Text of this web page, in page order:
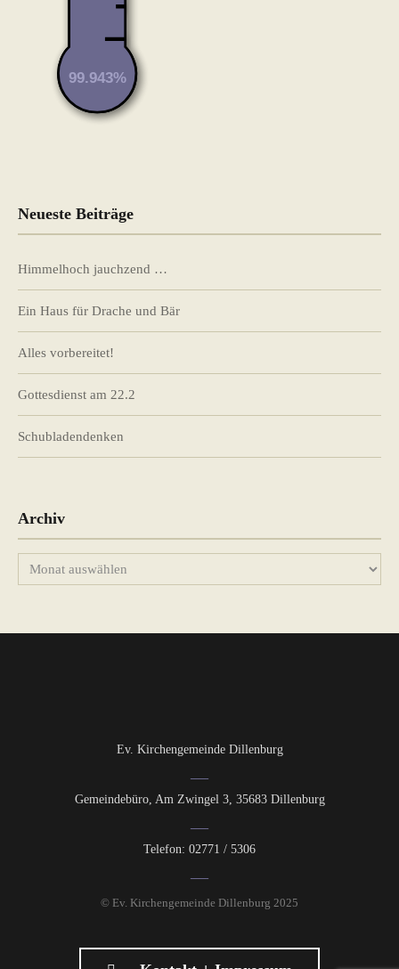
99.943%
Neueste Beiträge
Himmelhoch jauchzend …
Ein Haus für Drache und Bär
Alles vorbereitet!
Gottesdienst am 22.2
Schubladendenken
Archiv
Archiv
Ev. Kirchengemeinde Dillenburg
Gemeindebüro, Am Zwingel 3, 35683 Dillenburg
Telefon: 02771 / 5306
© Ev. Kirchengemeinde Dillenburg 2025